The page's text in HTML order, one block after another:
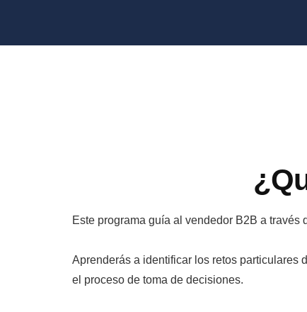
Este programa guía al vendedor B2B a
Aprenderás a identificar los retos particulares
el proceso de toma de decisiones.